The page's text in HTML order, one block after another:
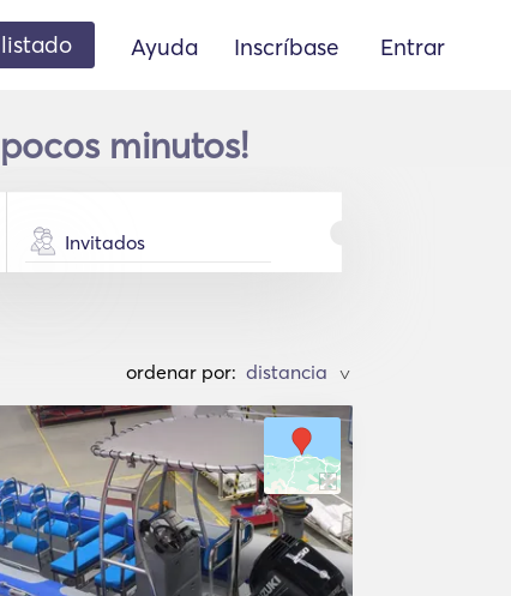
Ayuda Inscríbase Entrar
minutos!
Invitados
ordenar por: >